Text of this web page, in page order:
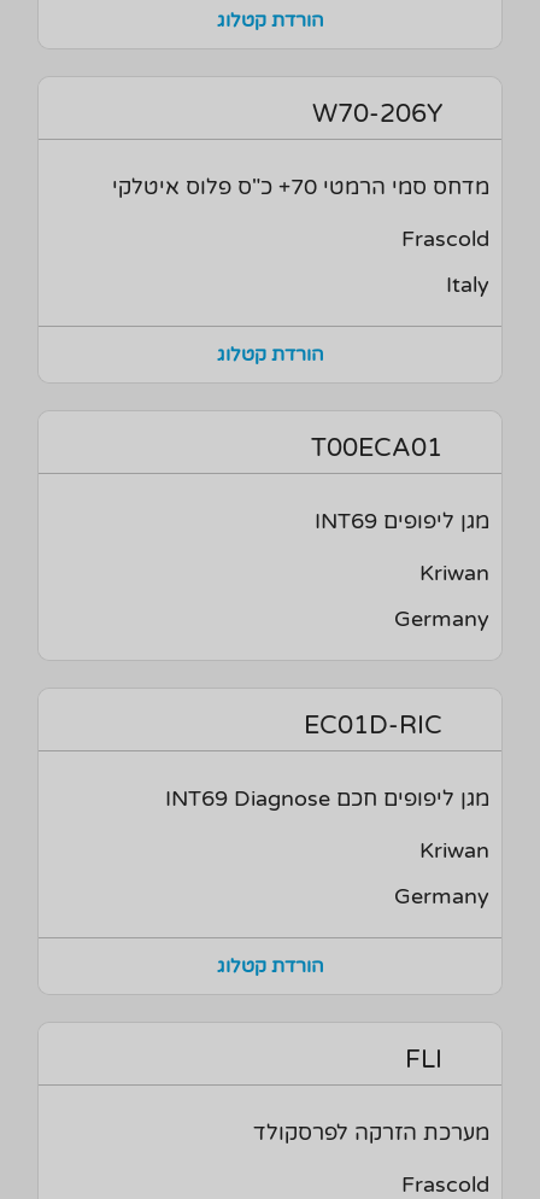
הורדת קטלוג
W70-206Y
מדחס סמי הרמטי 70+ כ"ס פלוס איטלקי
Frascold
Italy
הורדת קטלוג
T00ECA01
מגן ליפופים INT69
Kriwan
Germany
EC01D-RIC
מגן ליפופים חכם INT69 Diagnose
Kriwan
Germany
הורדת קטלוג
FLI
מערכת הזרקה לפרסקולד
Frascold